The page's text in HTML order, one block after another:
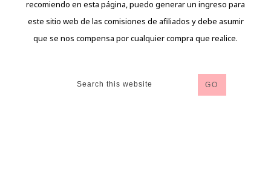
recomiendo en esta página, puedo generar un ingreso para
este sitio web de las comisiones de afiliados y debe asumir
que se nos compensa por cualquier compra que realice.